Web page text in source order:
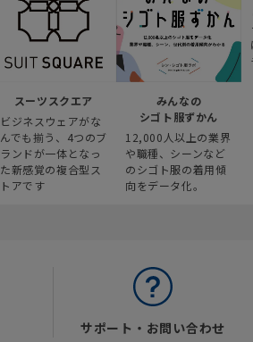
スーツスクエア
ビジネスウェアがな
んでも揃う、4つのブ
ランドが一体となっ
た新感覚の複合型ス
トアです
みんなの
シゴト服ずかん
12,000人以上の業界
や職種、シーンなど
のシゴト服の着用傾
向をデータ化。
サポート・お問い合わせ